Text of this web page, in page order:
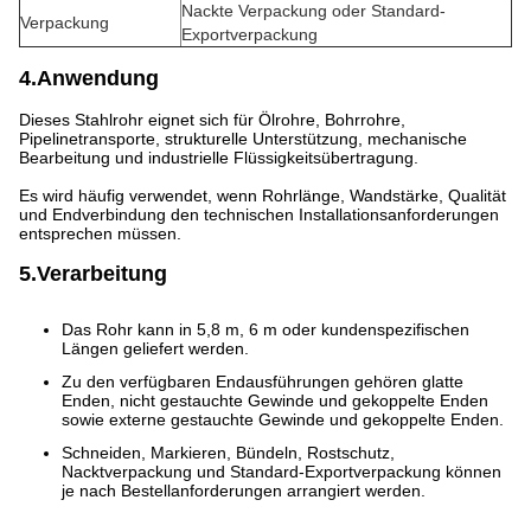
Verpackung
Nackte Verpackung oder Standard-
Exportverpackung
4.Anwendung
Dieses Stahlrohr eignet sich für Ölrohre, Bohrrohre,
Pipelinetransporte, strukturelle Unterstützung, mechanische
Bearbeitung und industrielle Flüssigkeitsübertragung.
Es wird häufig verwendet, wenn Rohrlänge, Wandstärke, Qualität
und Endverbindung den technischen Installationsanforderungen
entsprechen müssen.
5.Verarbeitung
Das Rohr kann in 5,8 m, 6 m oder kundenspezifischen
Längen geliefert werden.
Zu den verfügbaren Endausführungen gehören glatte
Enden, nicht gestauchte Gewinde und gekoppelte Enden
sowie externe gestauchte Gewinde und gekoppelte Enden.
Schneiden, Markieren, Bündeln, Rostschutz,
Nacktverpackung und Standard-Exportverpackung können
je nach Bestellanforderungen arrangiert werden.